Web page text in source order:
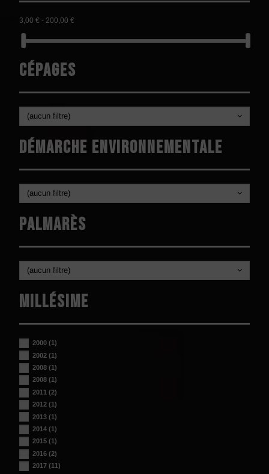
3,00 € - 200,00 €
Cépages
(aucun filtre)
Démarche environnementale
(aucun filtre)
Palmarès
(aucun filtre)
Millésime
2000(1)
2002(1)
2008(1)
2008(1)
2011(2)
2012(1)
2013(1)
2014(1)
2015(1)
2016(2)
2017(11)